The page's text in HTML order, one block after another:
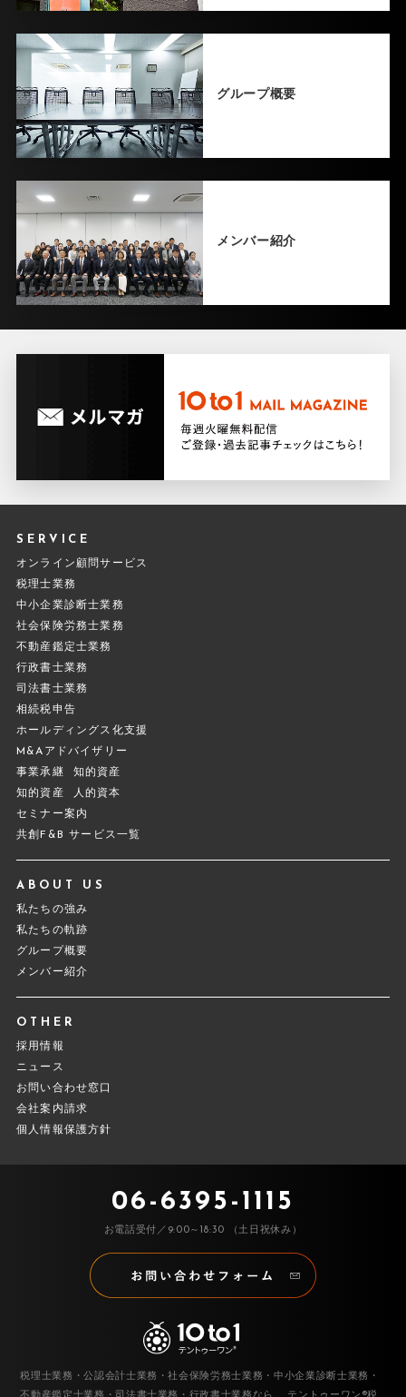
グループ概要
メンバー紹介
SERVICE
オンライン顧問サービス
税理士業務
中小企業診断士業務
社会保険労務士業務
不動産鑑定士業務
行政書士業務
司法書士業務
相続税申告
ホールディングス化支援
M&Aアドバイザリー
事業承継
知的資産
知的資産
人的資本
セミナー案内
共創F&B サービス一覧
ABOUT US
私たちの強み
私たちの軌跡
グループ概要
メンバー紹介
OTHER
採用情報
ニュース
お問い合わせ窓口
会社案内請求
個人情報保護方針
06-6395-1115
お電話受付／9:00～18:30 （土日祝休み）
税理士業務・公認会計士業務・社会保険労務士業務・中小企業診断士業務・